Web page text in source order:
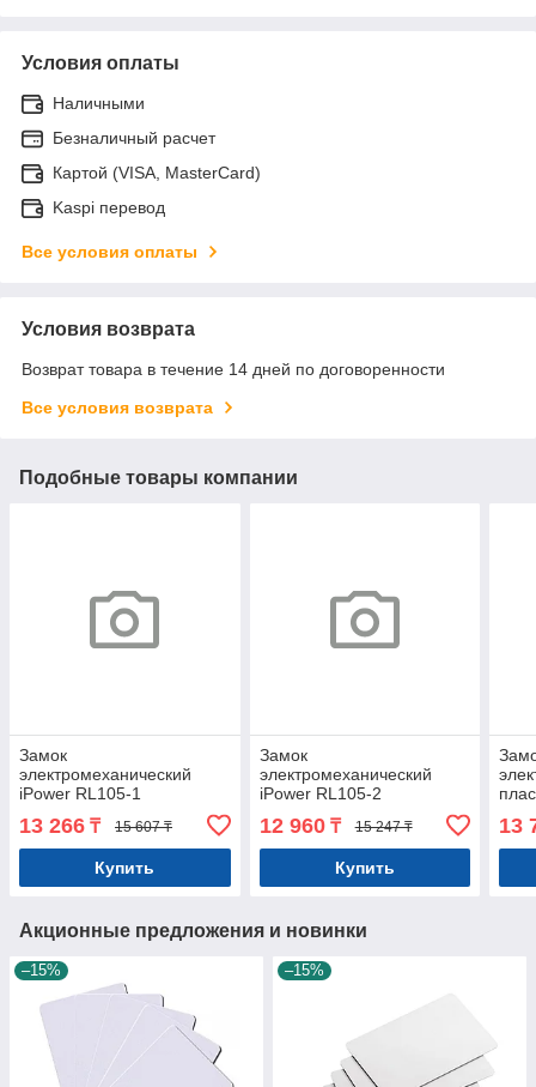
Условия оплаты
Наличными
Безналичный расчет
Картой (VISA, MasterCard)
Kaspi перевод
Все условия оплаты
Условия возврата
Возврат товара в течение 14 дней по договоренности
Все условия возврата
Подобные товары компании
Замок
электромеханический
iPower RL105-1
13 266 ₸ 15 607 ₸
Купить
Замок
электромеханический
iPower RL105-2
12 960₸ 15 247 ₸
Купить
13
Акционные предложения и новинки
–15% –15%